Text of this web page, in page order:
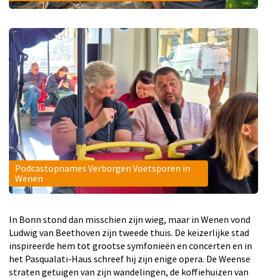
Podcastopnames Verborgen Voetsporen in
Wenen
In Bonn stond dan misschien zijn wieg, maar in Wenen vond
Ludwig van Beethoven zijn tweede thuis. De keizerlijke stad
inspireerde hem tot grootse symfonieën en concerten en in
het Pasqualati-Haus schreef hij zijn enige opera. De Weense
straten getuigen van zijn wandelingen, de koffiehuizen van